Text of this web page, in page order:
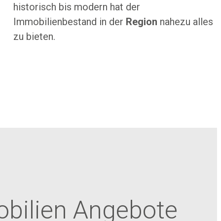
historisch bis modern hat der
Immobilienbestand in der Region nahezu alles
zu bieten.
Angebote